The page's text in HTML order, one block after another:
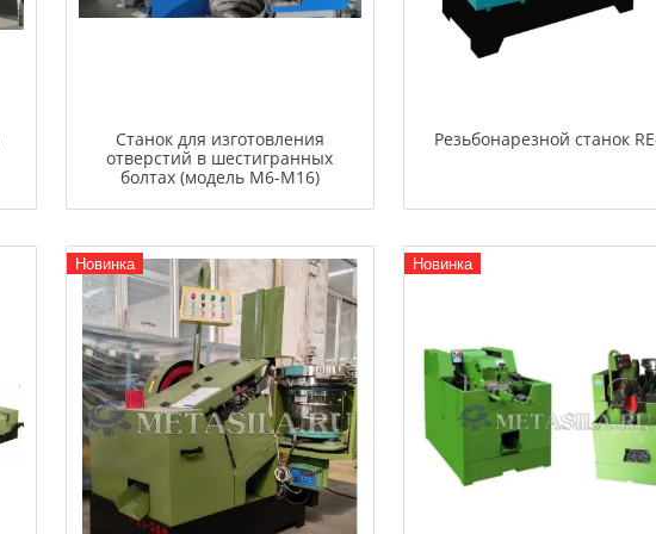
Станок для изготовления
отверстий в шестигранных
болтах (модель М6-М16)
Резьбонарезной станок
Новинка Новинка